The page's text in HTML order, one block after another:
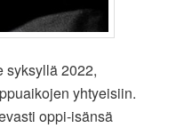
syksyllä 2022,
yhtyeisiin.
oppi-isänsä